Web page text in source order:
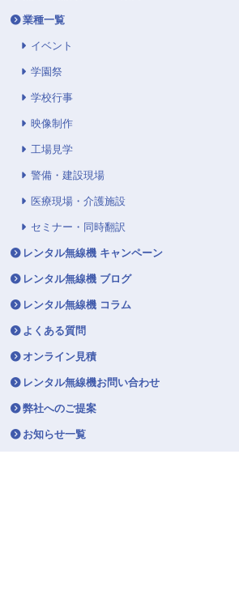
業種一覧
イベント
学園祭
学校行事
映像制作
工場見学
警備・建設現場
医療現場・介護施設
セミナー・同時翻訳
レンタル無線機 キャンペーン
レンタル無線機 ブログ
レンタル無線機 コラム
よくある質問
オンライン見積
レンタル無線機お問い合わせ
弊社へのご提案
お知らせ一覧